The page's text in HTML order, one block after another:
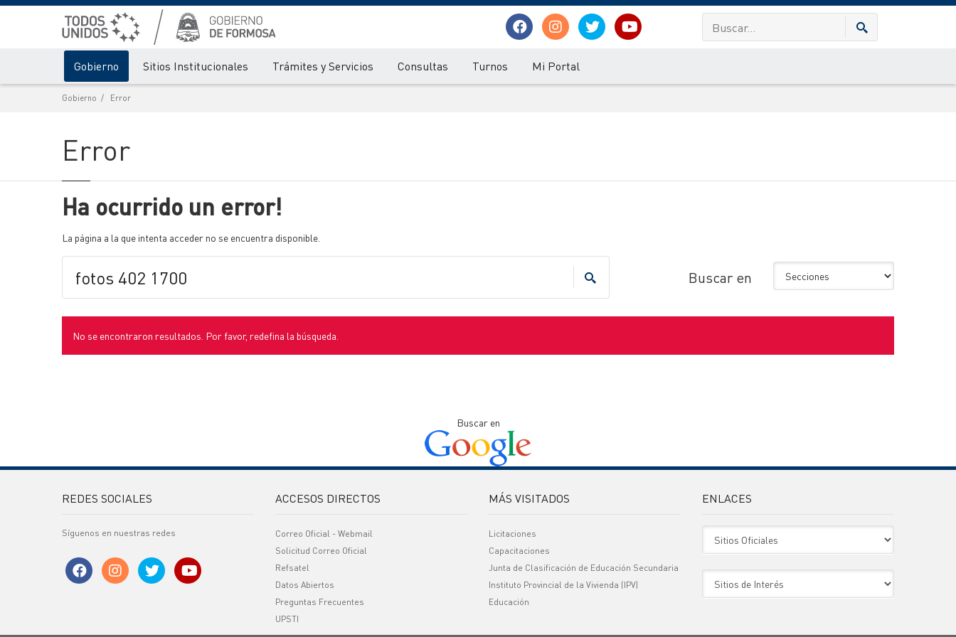
Gobierno Sitios Institucionales Trámites y Servicios Consultas Turnos Mi Portal
Gobierno Error
Error
Ha ocurrido un error!
La página a la que intenta acceder no se encuentra disponible.
Buscar en
No se encontraron resultados. Por favor, redefina la búsqueda.
Buscar en
REDES SOCIALES
Síguenos en nuestras redes
ACCESOS DIRECTOS
Correo Oficial - Webmail
Solicitud Correo Oficial
Refsatel
Datos Abiertos
Preguntas Frecuentes
UPSTI
MÁS VISITADOS
Licitaciones
Capacitaciones
Junta de Clasificación de Educación Secundaria
Instituto Provincial de la Vivienda (IPV)
Educación
ENLACES